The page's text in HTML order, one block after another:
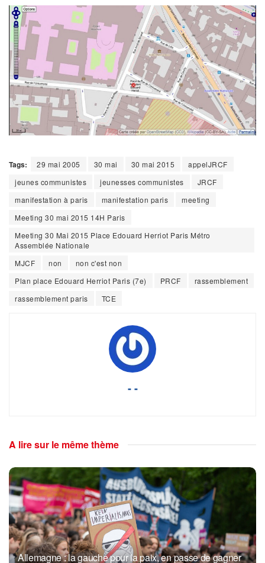
Tags: 29 mai 2005 30 mai 30 mai 2015
appelJRCF
jeunes communistes
jeunesses communistes
JRCF
manifestation à paris
manifestation paris
meeting
Meeting 30 mai 2015 14H Paris
Meeting 30 Mai 2015 Place Edouard Herriot Paris Métro
Assemblée Nationale
MJCF
non
non c'est non
Plan place Edouard Herriot Paris (7e)
PRCF
rassemblement
rassemblement paris
TCE
- -
A lire sur le même thème
Allemagne : la gauche pour la paix, en passe de gagner